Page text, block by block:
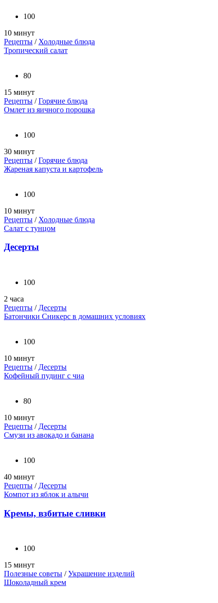
100
10 минут
Рецепты / Холодные блюда
Тропический салат
80
15 минут
Рецепты /Горячие блюда
Омлет из яичного порошка
100
30 минут
Рецепты /Горячие блюда
Жареная капуста и картофель
100
10 минут
Рецепты / Холодные блюда
Салат с тунцом
Десерты
100
2 часа
Рецепты / Десерты
Батончики Сникерс в домашних условиях
100
10 минут
Рецепты / Десерты
Кофейный пудинг с чиа
80
10 минут
Рецепты / Десерты
Смузи из авокадо и банана
100
40 минут
Рецепты / Десерты
Компот из яблок и алычи
Кремы, взбитые сливки
100
15 минут
Полезные советы /Украшение изделий
Шоколадный крем